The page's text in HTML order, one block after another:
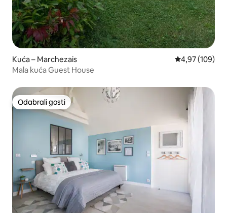
Kuća – Marchezais Prosječna
4,97 (109)
Mala kuća Guest House
Odabrali gosti
Odabrali gosti